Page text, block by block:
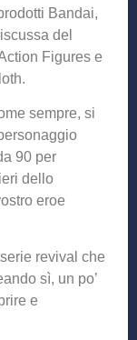
Bandai,
del
Figures e
sempre, si
90 per
dello
eroe
revival che
sì, un po’
e